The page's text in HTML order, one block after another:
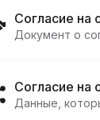
Согласие на
Документ о
Согласие на
Данные,